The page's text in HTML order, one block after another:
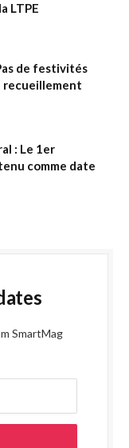
LTPE
de festivités
recueillement
: Le 1er
comme date
SmartMag